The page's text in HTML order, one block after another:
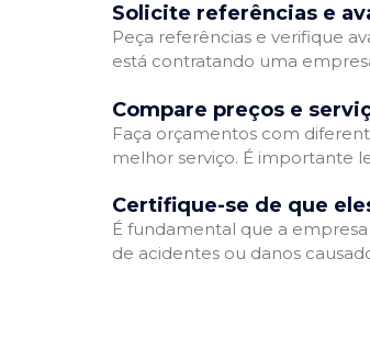
Solicite referências e
Peça referências e verifique
está contratando uma
Compare preços e
Faça orçamentos com
melhor serviço. É importante
Certifique-se de que
É fundamental que a
de acidentes ou danos